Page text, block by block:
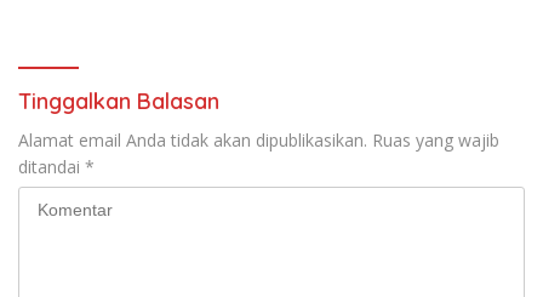
Tinggalkan Balasan
Alamat email Anda tidak akan dipublikasikan. Ruas yang wajib
ditandai *